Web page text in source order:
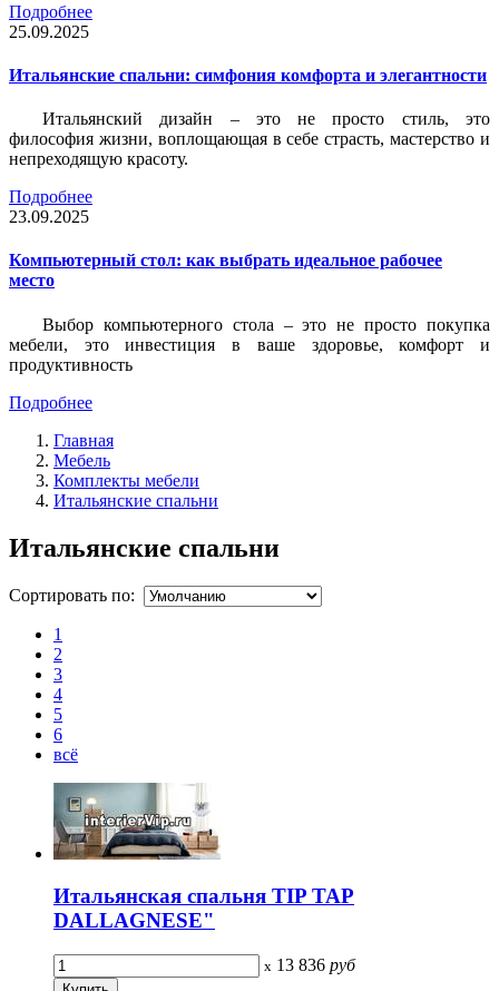
Подробнее
25.09.2025
Итальянские спальни: симфония комфорта и элегантности
Итальянский дизайн – это не просто стиль, это
философия жизни, воплощающая в себе страсть, мастерство и
непреходящую красоту.
Подробнее
23.09.2025
Компьютерный стол: как выбрать идеальное рабочее
место
Выбор компьютерного стола – это не просто покупка
мебели, это инвестиция в ваше здоровье, комфорт и
продуктивность
Подробнее
Главная
Мебель
Комплекты мебели
Итальянские спальни
Итальянские спальни
Сортировать по:
1
2
3
4
5
6
всё
Итальянская спальня TIP TAP
DALLAGNESE"
x 13 836 руб